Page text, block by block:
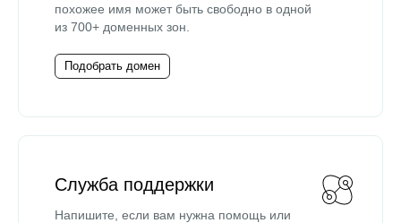
похожее имя может быть свободно в одной
из 700+ доменных зон.
Подобрать домен
Служба поддержки
Напишите, если вам нужна помощь или